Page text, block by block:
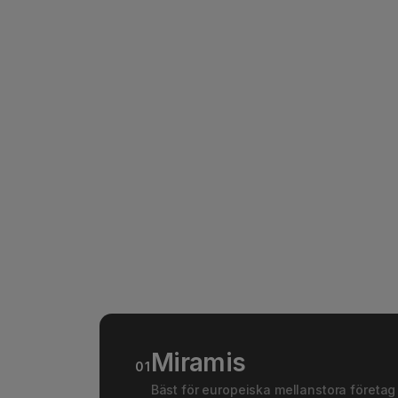
01 Miramis
Bäst för europeiska mellanstora